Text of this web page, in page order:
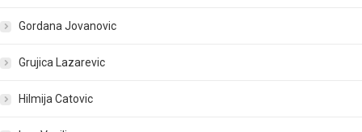
Gordana Jovanovic
Grujica Lazarevic
Hilmija Catovic